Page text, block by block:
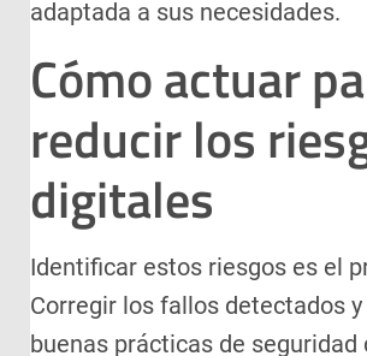
adaptada a sus necesidades.
Cómo actuar
reducir los
digitales
Identificar estos riesgos es el
Corregir los fallos detectados
buenas prácticas de seguridad